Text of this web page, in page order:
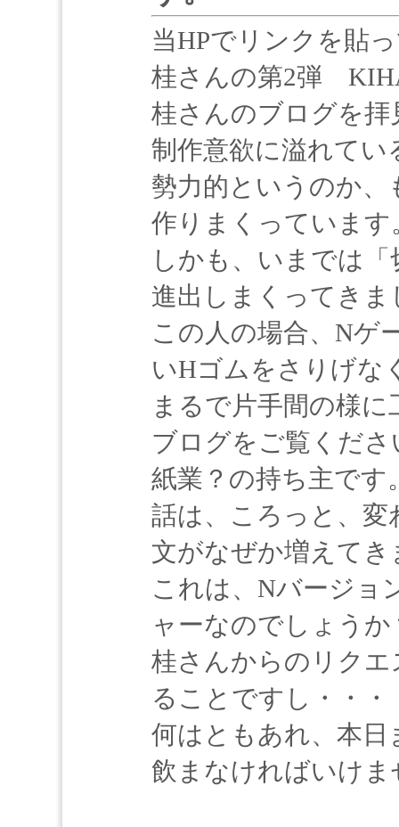
当HPでリンクを貼
桂さんの第2弾
桂さんのブログを
制作意欲に溢れてい
勢力的というのか
作りまくっています
しかも、いまでは
進出しまくってきま
この人の場合、Nゲ
いHゴムをさりげな
まるで片手間の様
ブログをご覧くだ
紙業？の持ち主です
話は、ころっと、
文がなぜか増えてき
これは、Nバージョ
ャーなのでしょうか
桂さんからのリク
ることですし・・・
何はともあれ、本
飲まなければいけま